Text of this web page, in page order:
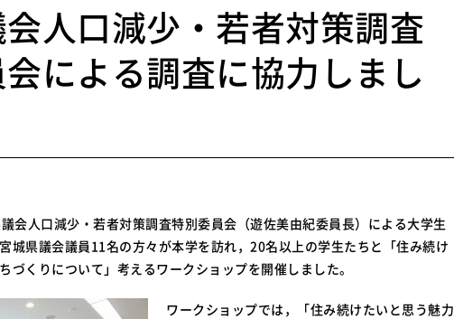
人口減少・若者対策調査
による調査に協力しまし
会人口減少・若者対策調査特別委員会（遊佐美由紀委員長）による大学生
城県議会議員11名の方々が本学を訪れ，20名以上の学生たちと「住み続け
づくりについて」考えるワークショップを開催しました。
ワークショップでは，「住み続けたいと思う魅力